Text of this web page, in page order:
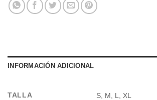
INFORMACIÓN ADICIONAL
TALLA S, M, L, XL